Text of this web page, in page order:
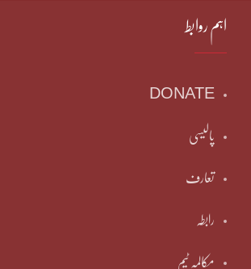
اہم روابط
DONATE
پالیسی
تعارف
رابطہ
مکالمہ ٹیم